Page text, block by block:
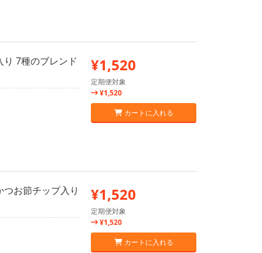
7種のブレンド
¥1,520
定期便対象
¥1,520
カートに入れる
お節チップ入り
¥1,520
定期便対象
¥1,520
カートに入れる